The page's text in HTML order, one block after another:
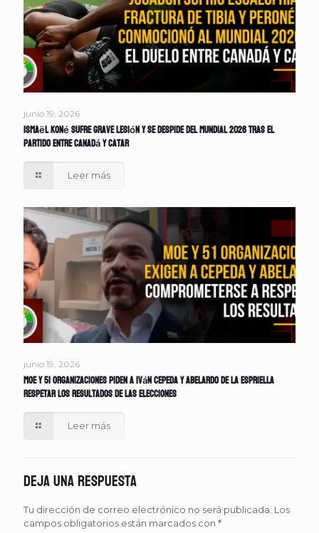
junio 19, 2026
Ismaël Koné sufre grave lesión y se despide del Mundial 2026 tras el
partido entre Canadá y Catar
Leer más
junio 19, 2026
MOE y 51 organizaciones piden a Iván Cepeda y Abelardo de la Espriella
respetar los resultados de las elecciones
Leer más
Deja una respuesta
Tu dirección de correo electrónico no será publicada. Los
campos obligatorios están marcados con *